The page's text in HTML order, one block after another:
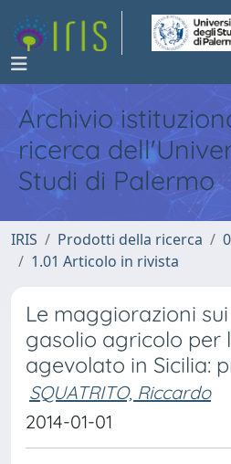
Archivio
ricerca
Studi di Palermo
IRIS Prodotti della ricerca
1.01 Articolo in rivista
Le maggiorazioni
gasolio agricolo per
agevolato in Sicilia:
SQUATRITO, Riccardo
2014-01-01